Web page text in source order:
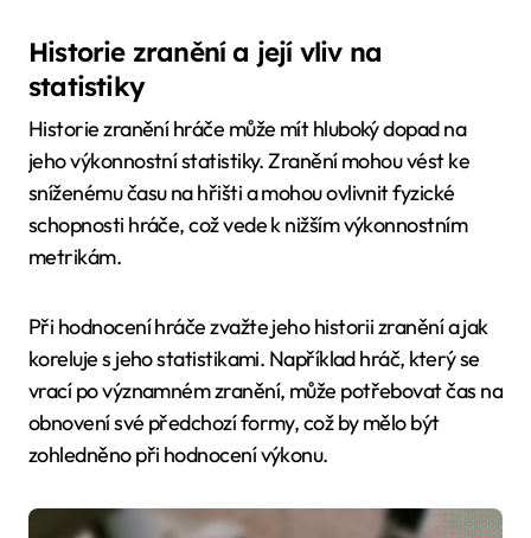
Historie zranění a její vliv na
statistiky
Historie zranění hráče může mít hluboký dopad na
jeho výkonnostní statistiky. Zranění mohou vést ke
sníženému času na hřišti a mohou ovlivnit fyzické
schopnosti hráče, což vede k nižším výkonnostním
metrikám.
Při hodnocení hráče zvažte jeho historii zranění a jak
koreluje s jeho statistikami. Například hráč, který se
vrací po významném zranění, může potřebovat čas na
obnovení své předchozí formy, což by mělo být
zohledněno při hodnocení výkonu.